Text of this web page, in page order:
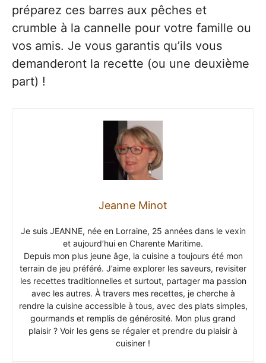
préparez ces barres aux pêches et
crumble à la cannelle pour votre famille ou
vos amis. Je vous garantis qu’ils vous
demanderont la recette (ou une deuxième
part) !
Jeanne Minot
Je suis JEANNE, née en Lorraine, 25 années dans le vexin
et aujourd’hui en Charente Maritime.
Depuis mon plus jeune âge, la cuisine a toujours été mon
terrain de jeu préféré. J’aime explorer les saveurs, revisiter
les recettes traditionnelles et surtout, partager ma passion
avec les autres. À travers mes recettes, je cherche à
rendre la cuisine accessible à tous, avec des plats simples,
gourmands et remplis de générosité. Mon plus grand
plaisir ? Voir les gens se régaler et prendre du plaisir à
cuisiner !